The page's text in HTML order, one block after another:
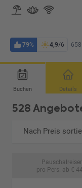
79% 4,9/6 658
Buchen Details
528
Nach Preis
pro Pers. ab €